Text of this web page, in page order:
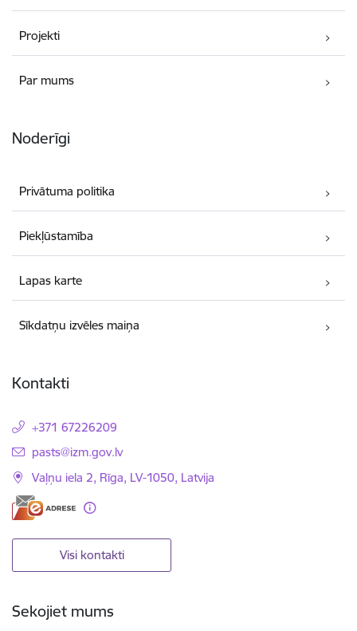
Projekti
Par mums
Noderīgi
Privātuma politika
Piekļūstamība
Lapas karte
Sīkdatņu izvēles maiņa
Kontakti
+371 67226209
E-pasts:
pasts@izm.gov.lv
Vaļņu iela 2, Rīga, LV-1050, Latvija
Visi kontakti
Sekojiet mums